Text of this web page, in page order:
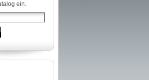
ein.